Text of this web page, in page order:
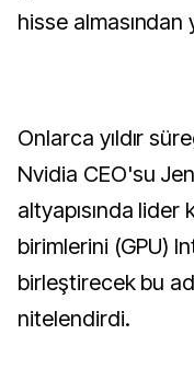
hisse
Onlarca yıldır
Nvidia CEO'su
altyapısında
birimlerini (GPU)
birleştirecek bu
nitelendirdi.